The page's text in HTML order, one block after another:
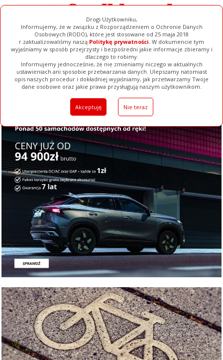
Drogi Użytkowniku,
Informujemy, że w związku z Rozporządzeniem o Ochronie Danych
Osobowych (RODO), które jest stosowane od 25 maja 2018
r.zaktualizowaliśmy naszą Politykę prywatności. W dokumencie tym
wyjaśniamy w sposób przejrzysty i bezpośredni jakie informacje zbieramy i
dlaczego to robimy.
Informujemy jednocześnie, że nie zmieniamy niczego w aktualnych
ustawieniach ani sposobie przetwarzania danych. Ulepszamy natomiast
opis naszych procedur i dokładniej wyjaśniamy, jak przetwarzamy Twoje
dane osobowe oraz jakie prawa przysługują naszym użytkownikom.
Akceptuję Nie teraz
Ogłoszenia Filmy Galerie Baza Firm Pełna Wersja